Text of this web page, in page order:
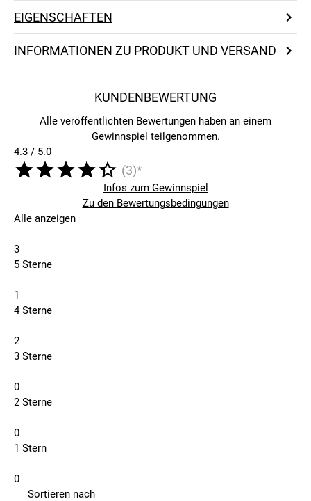
Fax: +1 (631) 666-7391
EIGENSCHAFTEN
INFORMATIONEN ZU PRODUKT UND VERSAND
KUNDENBEWERTUNG
Alle veröffentlichten Bewertungen haben an einem
Gewinnspiel teilgenommen.
4.3 / 5.0
(3)*
Infos zum Gewinnspiel
Zu den Bewertungsbedingungen
Alle anzeigen
3
5 Sterne
1
4 Sterne
2
3 Sterne
0
2 Sterne
0
1 Stern
0
Sortieren nach